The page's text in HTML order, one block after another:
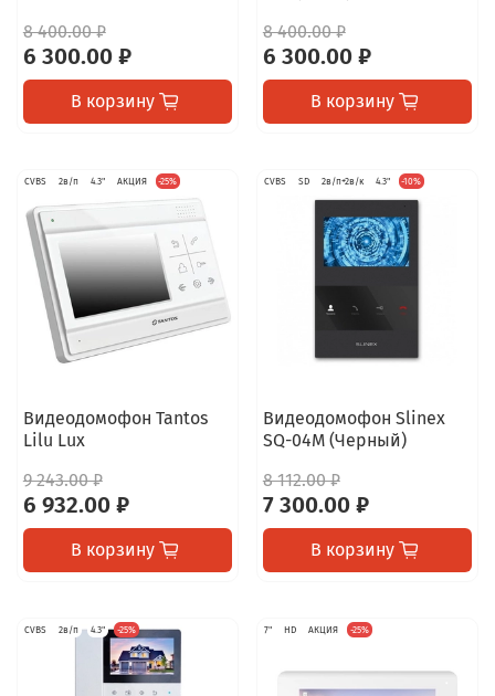
8 400.00 ₽
6 300.00 ₽
В корзину
8 400.00 ₽
6 300.00 ₽
В корзину
CVBS 2в/п 4.3" АКЦИЯ -25%
Видеодомофон Tantos
Lilu Lux
9 243.00 ₽
6 932.00 ₽
В корзину
CVBS SD 2в/п+2в/к 4.3" -10%
Видеодомофон Slinex
SQ-04M (Черный)
8 112.00 ₽
7 300.00 ₽
В корзину
CVBS 2в/п 4.3" -25% 7" HD АКЦИЯ -25%